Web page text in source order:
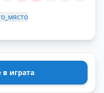
играта